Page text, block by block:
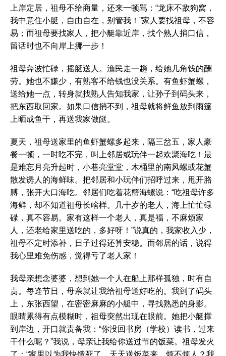
上岸定居，祖母不给商量，还来一顿骂：“龙床不敌狗窝，
我中意住小艇，自由自在，别管我！”家人要找祖母，不容
易；而祖母要找家人，把小艇靠近岸，找个熟人捎口信，
留话时也不向岸上挪一步！
祖母奔波忙碌，摇艇送人。渔民走一趟，给她几角钱的酬
劳。她也不嫌少，有熟客不给钱也没关系。有鱼虾蟹螺，
送给她一点，转身就找熟人告知我家，让孙子到码头来，
把东西取回家。如果口信捎不到，祖母就将鲜鱼放到雨篷
上晒成鱼干，再送我家做餸。
夏天，祖母送家里的鱼虾蟹螺多起来，隔三岔五，家人豪
餐一顿，一时吃不完，叫上邻居或玩伴一起欢聚海吃！最
是难忘月亮升起时，小巷亮堂堂，木桶里的南风螺或花蟹
散发诱人的海鲜味。把邻居和小玩伴们招呼过来，甩开胳
膊，张开大口海吃。邻居们吃着花蟹海螺说：“吃祖母许多
海鲜，却不知道祖母长啥样。几十岁的老人，海上忙忙碌
碌，真不容易。家有这样一个老人，真是福，不麻烦家
人，还老给家里送吃的，多好呀！”说真的，我家收入少，
祖母不定时添补，日子过得还算安稳。而邻居的话，说得
我心里难免伤感，觉得亏了老人家！
我母亲想念婆婆，想到她一个人在船上那样孤独，时有自
责。每逢节日，母亲就让我给祖母送好吃的。我到了码头
上，东张西望，在密密麻麻的小艇中，寻找熟悉的身影。
眼睛累得有点模糊时，祖母突然出现在眼前。她把小艇撑
到岸边，开口就责备我：“你没回书房（学校）读书，过来
干什么呢？”我说，母亲让我给你送过节的饭菜。祖母发火
了：“家里以为我快饿死了，天天送饭菜来，烦不烦人？我